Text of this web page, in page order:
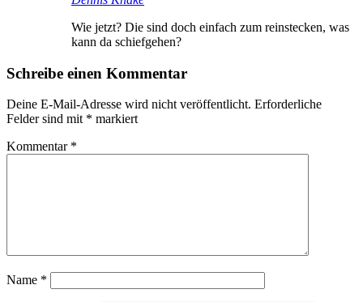
Wie jetzt? Die sind doch einfach zum reinstecken, was
kann da schiefgehen?
Schreibe einen Kommentar
Deine E-Mail-Adresse wird nicht veröffentlicht. Erforderliche
Felder sind mit * markiert
Kommentar *
Name *